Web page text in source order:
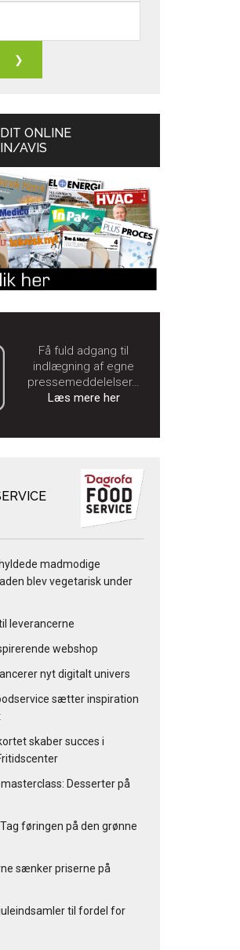
ONLINE
AVIS
Få fuld adgang til
indlægning af egne
pressemeddelelser…
Læs mere her
madmodige
blev vegetarisk under
leverancerne
webshop
nyt digitalt univers
sætter inspiration
skaber succes i
Desserter på
føringen på den grønne
sænker priserne på
til fordel for